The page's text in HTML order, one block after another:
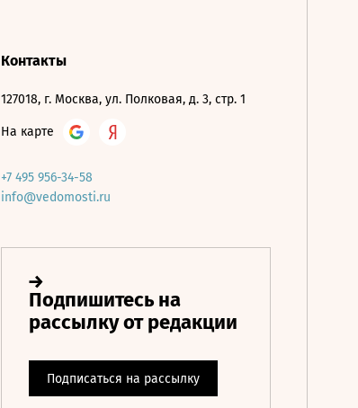
Контакты
127018, г. Москва, ул. Полковая, д. 3, стр. 1
На карте
+7 495 956-34-58
info@vedomosti.ru